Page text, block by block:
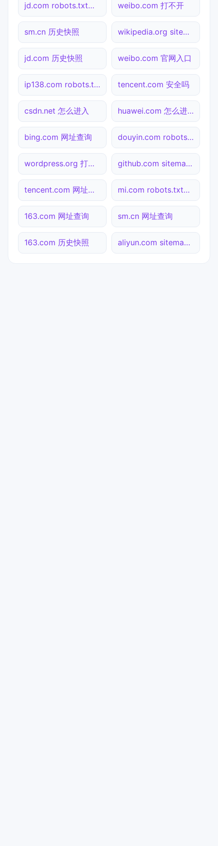
jd.com robots.txt检测 weibo.com 打不开
sm.cn 历史快照 wikipedia.org sitemap.xml检测
jd.com 历史快照 weibo.com 官网入口
ip138.com robots.txt检测 tencent.com 安全吗
csdn.net 怎么进入 huawei.com 怎么进入
bing.com 网址查询 douyin.com robots.txt检测
wordpress.org 打不开 github.com sitemap.xml检测
tencent.com 网址查询 mi.com robots.txt检测
163.com 网址查询 sm.cn 网址查询
163.com 历史快照 aliyun.com sitemap.xml检测